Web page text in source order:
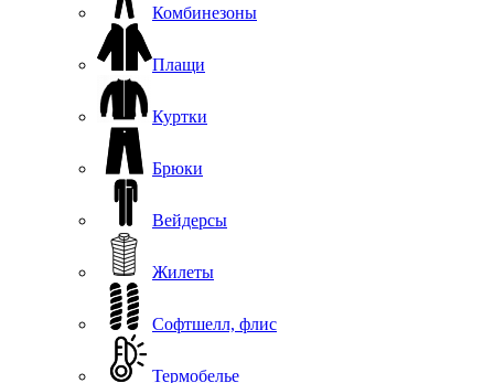
Комбинезоны
Плащи
Куртки
Брюки
Вейдерсы
Жилеты
Софтшелл, флис
Термобелье